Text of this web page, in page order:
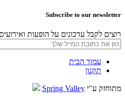
Subscribe to our newsletter
רוצים לקבל עדכונים על הופעות
עמוד הבית
תקנון
מתוחזק ע"י Spring Valley